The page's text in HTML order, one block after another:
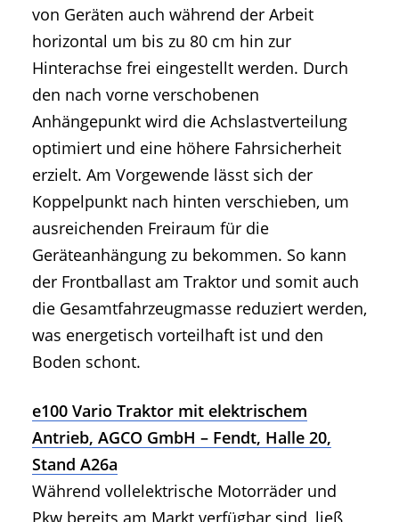
von Geräten auch während der Arbeit
horizontal um bis zu 80 cm hin zur
Hinterachse frei eingestellt werden. Durch
den nach vorne verschobenen
Anhängepunkt wird die Achslastverteilung
optimiert und eine höhere Fahrsicherheit
erzielt. Am Vorgewende lässt sich der
Koppelpunkt nach hinten verschieben, um
ausreichenden Freiraum für die
Geräteanhängung zu bekommen. So kann
der Frontballast am Traktor und somit auch
die Gesamtfahrzeugmasse reduziert werden,
was energetisch vorteilhaft ist und den
Boden schont.
e100 Vario Traktor mit elektrischem
Antrieb, AGCO GmbH – Fendt, Halle 20,
Stand A26a
Während vollelektrische Motorräder und
Pkw bereits am Markt verfügbar sind, ließ